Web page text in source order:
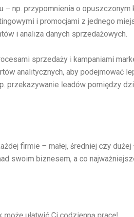
– np. przypomnienia o opuszczonym
i promocjami z jednego
i analiza danych sprzedażowych.
sprzedaży i kampaniami
analitycznych, aby podejmować
przekazywanie leadów pomiędzy
firmie – małej, średniej czy
swoim biznesem, a co